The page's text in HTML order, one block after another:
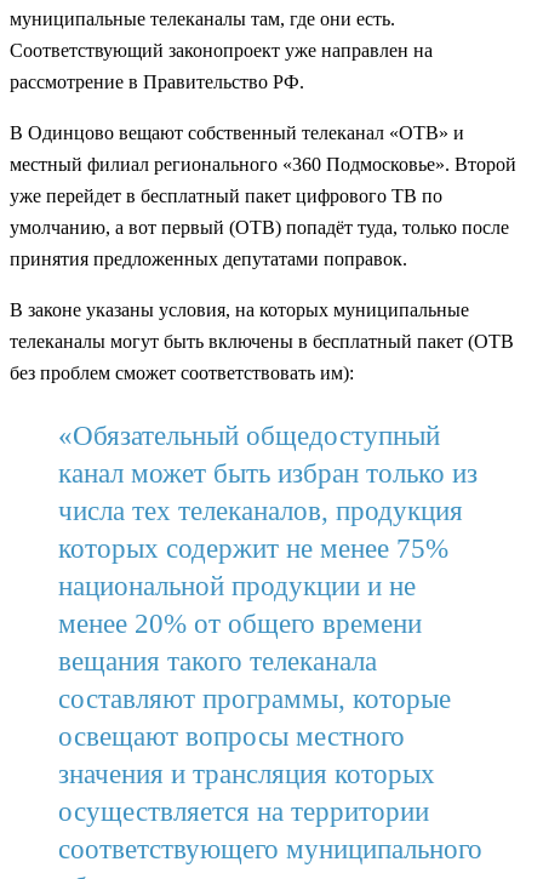
муниципальные телеканалы там, где они есть.
Соответствующий законопроект уже направлен на
рассмотрение в Правительство РФ.
В Одинцово вещают собственный телеканал «ОТВ» и
местный филиал регионального «360 Подмосковье». Второй
уже перейдет в бесплатный пакет цифрового ТВ по
умолчанию, а вот первый (ОТВ) попадёт туда, только после
принятия предложенных депутатами поправок.
В законе указаны условия, на которых муниципальные
телеканалы могут быть включены в бесплатный пакет (ОТВ
без проблем сможет соответствовать им):
«Обязательный общедоступный
канал может быть избран только из
числа тех телеканалов, продукция
которых содержит не менее 75%
национальной продукции и не
менее 20% от общего времени
вещания такого телеканала
составляют программы, которые
освещают вопросы местного
значения и трансляция которых
осуществляется на территории
соответствующего муниципального